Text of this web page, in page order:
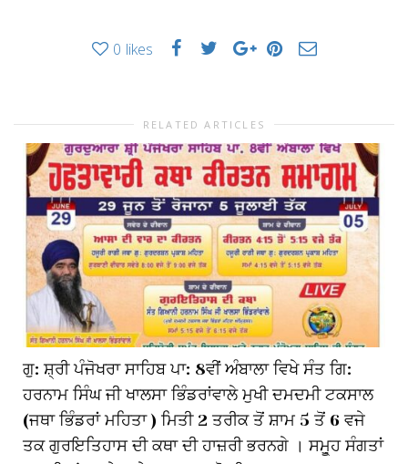
0 likes
RELATED ARTICLES
ਗੁ: ਸ਼੍ਰੀ ਪੰਜੋਖਰਾ ਸਾਹਿਬ ਪਾ: 8ਵੀਂ ਅੰਬਾਲਾ ਵਿਖੇ ਸੰਤ ਗਿ:
ਹਰਨਾਮ ਸਿੰਘ ਜੀ ਖਾਲਸਾ ਭਿੰਡਰਾਂਵਾਲੇ ਮੁਖੀ ਦਮਦਮੀ ਟਕਸਾਲ
(ਜਥਾ ਭਿੰਡਰਾਂ ਮਹਿਤਾ ) ਮਿਤੀ 2 ਤਰੀਕ ਤੋਂ ਸ਼ਾਮ 5 ਤੋਂ 6 ਵਜੇ
ਤਕ ਗੁਰਇਤਿਹਾਸ ਦੀ ਕਥਾ ਦੀ ਹਾਜ਼ਰੀ ਭਰਨਗੇ । ਸਮੂ੍ਹ ਸੰਗਤਾਂ